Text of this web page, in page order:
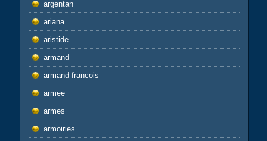
argentan
ariana
aristide
armand
armand-francois
armee
armes
armoiries